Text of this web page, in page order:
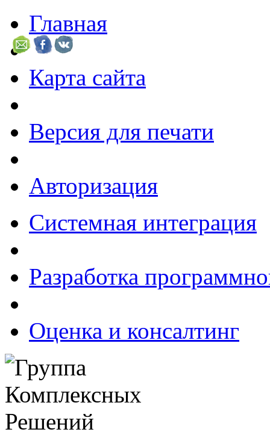
Главная
Карта сайта
Версия для печати
Авторизация
Системная интеграция
Разработка
Оценка и консалтинг